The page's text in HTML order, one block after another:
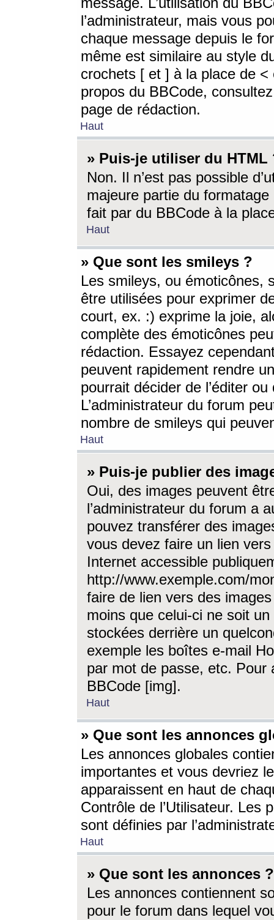
l’administrateur, mais vous
chaque message depuis le
même est similaire au style
crochets [ et ] à la place de <
propos du BBCode,
page de rédaction.
Haut
» Puis-je utiliser du HTML
Non. Il n’est pas possible
majeure partie du
fait par du BBCode à la
Haut
» Que sont les smileys ?
Les smileys, ou émoticônes,
être utilisées pour exprimer
court, ex. :) exprime la joie,
complète des émoticônes
rédaction. Essayez
peuvent rapidement rendre
pourrait décider de l’éditer
L’administrateur du forum
nombre de smileys qui
Haut
» Puis-je publier des
Oui, des images peuvent
l’administrateur du forum a
pouvez transférer des
vous devez faire un lien
Internet accessible
http://www.exemple.com/
faire de lien vers des
moins que celui-ci ne soit
stockées derrière un
exemple les boîtes e-mail
par mot de passe, etc. Pour
BBCode [img].
Haut
» Que sont les annonces
Les annonces globales
importantes et vous devriez
apparaissent en haut de
Contrôle de l’Utilisateur. Les
sont définies par
Haut
» Que sont les annonces ?
Les annonces contiennent
pour le forum dans lequel